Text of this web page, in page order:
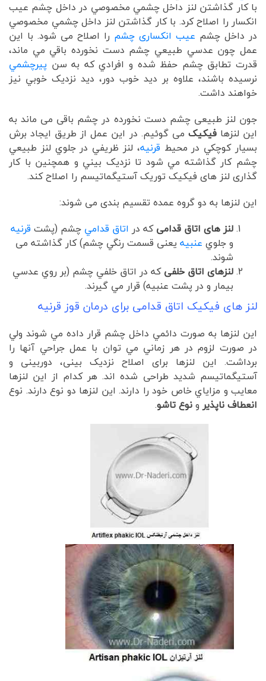
با کار گذاشتن لنز داخل چشمي مخصوصي در داخل چشم عيب
انکسار را اصلاح کرد. با کار گذاشتن لنز داخل چشمي مخصوصي
در داخل چشم عيب انکساری چشم را اصلاح می شود. با اين
عمل چون عدسي طبيعي چشم دست نخورده باقي مي ماند،
قدرت تطابق چشم حفظ شده و افرادي که به سن پيرچشمي
نرسيده باشند، علاوه بر ديد خوب دور، ديد نزديک خوبي نيز
خواهند داشت.
جون لنز طبیعی چشم دست نخورده در چشم باقی می ماند به
این لنزهافیکیک می گوئیم. در اين عمل از طريق ايجاد برش
بسيار کوچکي در محيط قرنيه، لنز ظريفي در جلوي لنز طبيعي
چشم کار گذاشته مي شود تا نزديک بيني و همچنین با کار
گذاری لنز های فیکیک توریک آستیگماتیسم را اصلاح کند.
اين لنزها به دو گروه عمده تقسیم بندی می شوند:
لنز های اتاق قدامیکه در اتاق قدامي چشم (پشت قرنيه
و جلوي عنبيه یعنی قسمت رنگي چشم) کار گذاشته می
شوند.
لنزهای اتاق خلفیکه در اتاق خلفي چشم (بر روي عدسي
بيمار و در پشت عنبيه) قرار مي گيرند.
لنز های فیکیک اتاق قدامی برای درمان قوز قرنیه
اين لنزها به صورت دائمي داخل چشم قرار داده مي شوند ولي
در صورت لزوم در هر زماني مي توان با عمل جراحي آنها را
برداشت. این لنزها برای اصلاح نزدیک بینی، دوربینی و
آستیگماتیسم شدید طراحی شده اند. هر كدام از اين لنزها
معايب و مزاياي خاص خود را دارند. این لنزها دو نوع دارند. نوع
انعطاف ناپذیرونوع تاشو.